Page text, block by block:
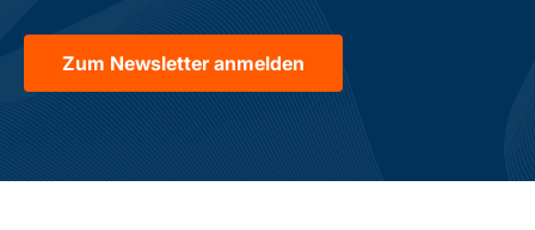
Zum Newsletter anmelden